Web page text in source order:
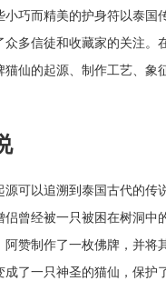
小巧而精美的护身符以泰国
众多信徒和收藏家的关注。
猫仙的起源、制作工艺、象
源可以追溯到泰国古代的传
侣曾经被一只被困在树洞中
阿赞制作了一枚佛牌，并将
成了一只神圣的猫仙，保护